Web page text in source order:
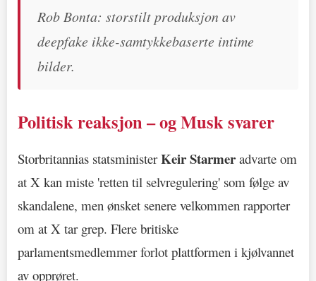
Rob Bonta: storstilt produksjon av
deepfake ikke-samtykkebaserte intime
bilder.
Politisk reaksjon – og Musk svarer
Storbritannias statsministerKeir Starmer advarte om
at X kan miste 'retten til selvregulering' som følge av
skandalene, men ønsket senere velkommen rapporter
om at X tar grep. Flere britiske
parlamentsmedlemmer forlot plattformen i kjølvannet
av opprøret.